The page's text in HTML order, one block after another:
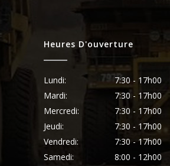
Heures D'ouverture
Lundi:
7:30 - 17h00
Mardi:
7:30 - 17h00
Mercredi:
7:30 - 17h00
Jeudi:
7:30 - 17h00
Vendredi:
7:30 - 17h00
Samedi:
8:00 - 12h00